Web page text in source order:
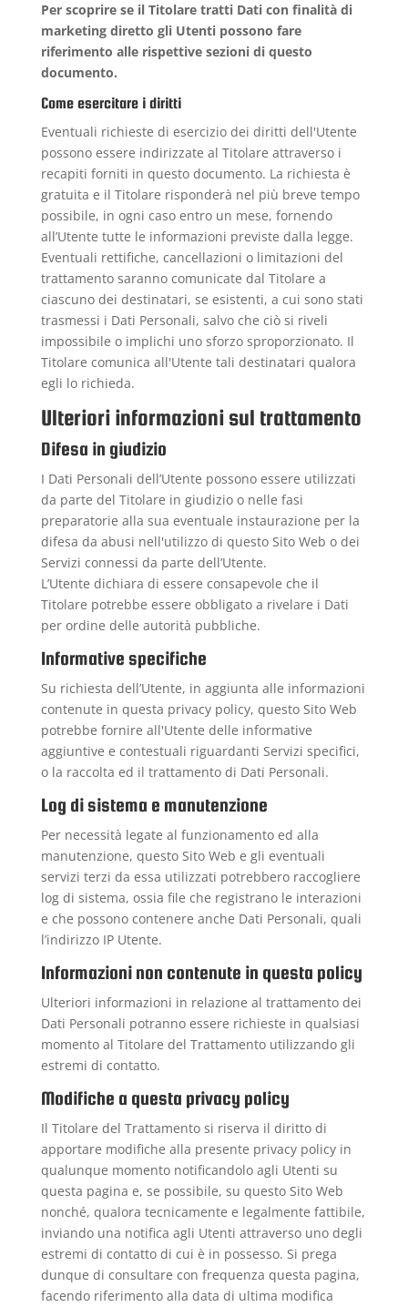
Per scoprire se il Titolare tratti Dati con finalità di
marketing diretto gli Utenti possono fare
riferimento alle rispettive sezioni di questo
documento.
Come esercitare i diritti
Eventuali richieste di esercizio dei diritti dell'Utente
possono essere indirizzate al Titolare attraverso i
recapiti forniti in questo documento. La richiesta è
gratuita e il Titolare risponderà nel più breve tempo
possibile, in ogni caso entro un mese, fornendo
all’Utente tutte le informazioni previste dalla legge.
Eventuali rettifiche, cancellazioni o limitazioni del
trattamento saranno comunicate dal Titolare a
ciascuno dei destinatari, se esistenti, a cui sono stati
trasmessi i Dati Personali, salvo che ciò si riveli
impossibile o implichi uno sforzo sproporzionato. Il
Titolare comunica all'Utente tali destinatari qualora
egli lo richieda.
Ulteriori informazioni sul trattamento
Difesa in giudizio
I Dati Personali dell’Utente possono essere utilizzati
da parte del Titolare in giudizio o nelle fasi
preparatorie alla sua eventuale instaurazione per la
difesa da abusi nell'utilizzo di questo Sito Web o dei
Servizi connessi da parte dell’Utente.
L’Utente dichiara di essere consapevole che il
Titolare potrebbe essere obbligato a rivelare i Dati
per ordine delle autorità pubbliche.
Informative specifiche
Su richiesta dell’Utente, in aggiunta alle informazioni
contenute in questa privacy policy, questo Sito Web
potrebbe fornire all'Utente delle informative
aggiuntive e contestuali riguardanti Servizi specifici,
o la raccolta ed il trattamento di Dati Personali.
Log di sistema e manutenzione
Per necessità legate al funzionamento ed alla
manutenzione, questo Sito Web e gli eventuali
servizi terzi da essa utilizzati potrebbero raccogliere
log di sistema, ossia file che registrano le interazioni
e che possono contenere anche Dati Personali, quali
l’indirizzo IP Utente.
Informazioni non contenute in questa policy
Ulteriori informazioni in relazione al trattamento dei
Dati Personali potranno essere richieste in qualsiasi
momento al Titolare del Trattamento utilizzando gli
estremi di contatto.
Modifiche a questa privacy policy
Il Titolare del Trattamento si riserva il diritto di
apportare modifiche alla presente privacy policy in
qualunque momento notificandolo agli Utenti su
questa pagina e, se possibile, su questo Sito Web
nonché, qualora tecnicamente e legalmente fattibile,
inviando una notifica agli Utenti attraverso uno degli
estremi di contatto di cui è in possesso. Si prega
dunque di consultare con frequenza questa pagina,
facendo riferimento alla data di ultima modifica